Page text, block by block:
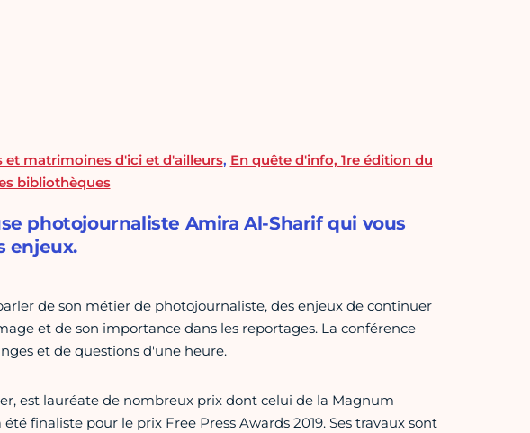
et matrimoines d'ici et d'ailleurs, En quête d'info, 1re édition du
bibliothèques
photojournaliste Amira Al-Sharif qui vous
enjeux.
de son métier de photojournaliste, des enjeux de continuer
et de son importance dans les reportages. La conférence
et de questions d'une heure.
est lauréate de nombreux prix dont celui de la Magnum
finaliste pour le prix Free Press Awards 2019. Ses travaux sont